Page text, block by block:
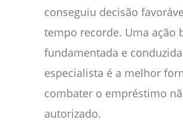
conseguiu decisão
tempo recorde. Uma ação
fundamentada e
especialista é a melhor
combater o empréstimo
autorizado.